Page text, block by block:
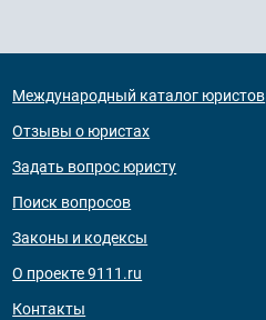
Международный каталог юристов
Отзывы о юристах
Задать вопрос юристу
Поиск вопросов
Законы и кодексы
О проекте 9111.ru
Контакты